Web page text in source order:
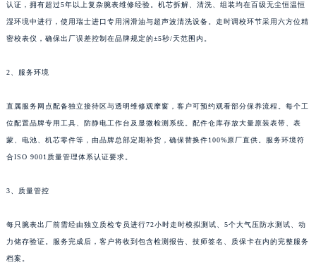
认证，拥有超过5年以上复杂腕表维修经验。机芯拆解、清洗、组装均在百级无尘恒温恒
湿环境中进行，使用瑞士进口专用润滑油与超声波清洗设备。走时调校环节采用六方位精
密校表仪，确保出厂误差控制在品牌规定的±5秒/天范围内。
2、服务环境
直属服务网点配备独立接待区与透明维修观摩窗，客户可预约观看部分保养流程。每个工
位配置品牌专用工具、防静电工作台及显微检测系统。配件仓库存放大量原装表带、表
蒙、电池、机芯零件等，由品牌总部定期补货，确保替换件100%原厂直供。服务环境符
合ISO 9001质量管理体系认证要求。
3、质量管控
每只腕表出厂前需经由独立质检专员进行72小时走时模拟测试、5个大气压防水测试、动
力储存验证。服务完成后，客户将收到包含检测报告、技师签名、质保卡在内的完整服务
档案。